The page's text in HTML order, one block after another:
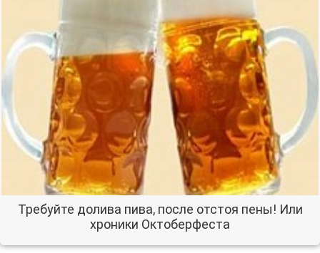
Требуйте долива пива, после отстоя пены! Или
хроники Октоберфеста